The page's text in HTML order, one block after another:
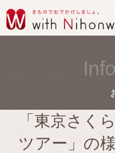
「東京さく
ツアー」の